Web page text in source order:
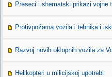
Preseci i shematski prikazi vojne
Protivpožarna vozila i tehnika i
Razvoj novih oklopnih vozila za
Helikopteri u milicijskoj upotrebi